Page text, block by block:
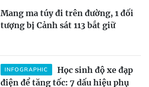
Mang ma túy đi trên đường, 1 đối
tượng bị Cảnh sát 113 bắt giữ
INFOGRAPHIC
Học sinh độ xe đạp
điện để tăng tốc: 7 dấu hiệu phụ